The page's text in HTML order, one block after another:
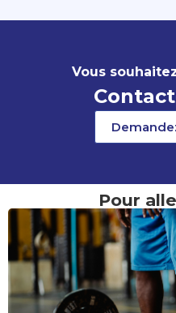
Vous
Pour